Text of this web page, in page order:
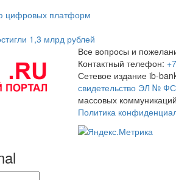
цифровых платформ
1,3 млрд рублей
Все вопросы и
Контактный телефон:
Сетевое издание ib-
свидетельство ЭЛ №
массовых
Политика